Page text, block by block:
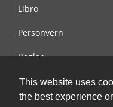
This website uses
the best experience
Libro
Personvern
Regler
Kontakt oss